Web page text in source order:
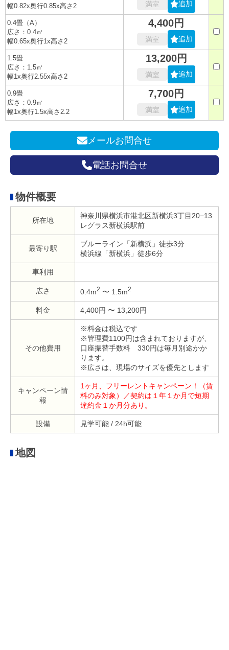
幅0.82x奥行0.85x高さ2
満室 追加
0.4畳（A）
広さ：0.4㎡
幅0.65x奥行1x高さ2
4,400円
満室 追加
1.5畳
広さ：1.5㎡
幅1x奥行2.55x高さ2
13,200円
満室 追加
0.9畳
広さ：0.9㎡
幅1x奥行1.5x高さ2.2
7,700円
満室 追加
メールお問合せ
電話お問合せ
物件概要
所在地
神奈川県横浜市港北区新横浜3丁目20−13
レグラス新横浜駅前
最寄り駅
ブルーライン「新横浜」徒歩3分
横浜線「新横浜」徒歩6分
車利用
広さ 0.4m2 〜 1.5m2
料金 4,400円 〜 13,200円
その他費用
※料金は税込です
※管理費1100円は含まれておりますが、
口座振替手数料 330円は毎月別途かか
ります。
※広さは、現場のサイズを優先とします
キャンペーン情
報
1ヶ月、フリーレントキャンペーン！（賃
料のみ対象）／契約は１年１か月で短期
違約金１か月分あり。
設備 見学可能 / 24h可能
地図